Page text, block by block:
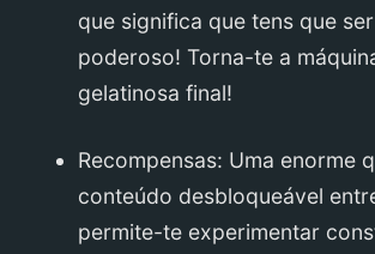
que significa que tens que
poderoso! Torna-te a
gelatinosa final!
Recompensas: Uma enorme
conteúdo desbloqueável
permite-te experimentar